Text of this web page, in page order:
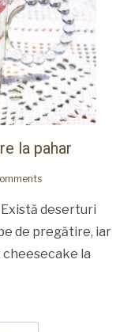
la pahar
deserturi
de pregătire, iar
la